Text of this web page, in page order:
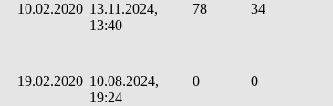
10.02.2020 13.11.2024,
13:40
78 34
19.02.2020 10.08.2024,
19:24
0 0